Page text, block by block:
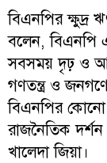
বিএনপির
বলেন, বিএনপি
সবসময় দৃঢ় ও
গণতন্ত্র ও
বিএনপির
রাজনৈতিক
খালেদা জিয়া।